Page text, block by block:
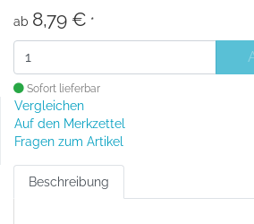
ab 8,79 € *
Sofort lieferbar
Vergleichen
Auf den Merkzettel
Fragen zum Artikel
Beschreibung